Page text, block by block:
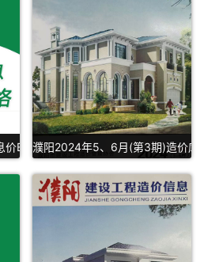
价Excel下载
濮阳2024年5、6月(第3期)造价库